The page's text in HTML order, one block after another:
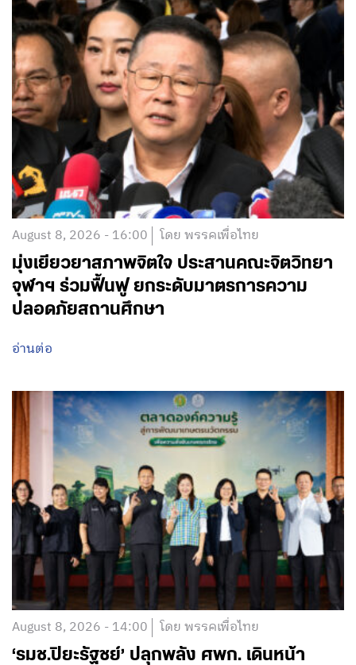
August 8, 2026 - 16:00 โดย พรรคเพื่อไทย
มุ่งเยียวยาสภาพจิตใจ ประสานคณะจิตวิทยา
จุฬาฯ ร่วมฟื้นฟู ยกระดับมาตรการความ
ปลอดภัยสถานศึกษา
อ่านต่อ
August 8, 2026 - 14:00 โดย พรรคเพื่อไทย
‘รมช.ปิยะรัฐชย์’ ปลุกพลัง ศพก. เดินหน้า